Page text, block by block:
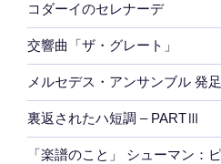
コダーイのセレナーデ
交響曲「ザ・グレート」
メルセデス・アンサンブル 発足
裏返されたハ短調 – PARTⅢ
「楽譜のこと」 シューマン：